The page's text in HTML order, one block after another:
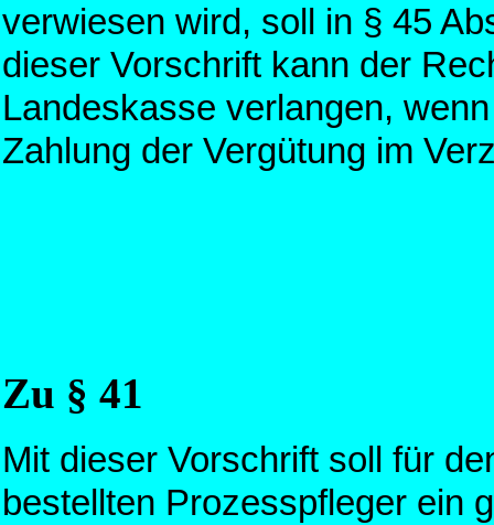
verwiesen wird, soll in § 45
dieser Vorschrift kann der
Landeskasse verlangen,
Zahlung der Vergütung im
Zu § 41
Mit dieser Vorschrift soll für
bestellten Prozesspfleger ein